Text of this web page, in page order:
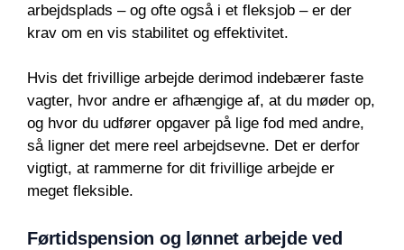
arbejdsplads – og ofte også i et fleksjob – er der
krav om en vis stabilitet og effektivitet.
Hvis det frivillige arbejde derimod indebærer faste
vagter, hvor andre er afhængige af, at du møder op,
og hvor du udfører opgaver på lige fod med andre,
så ligner det mere reel arbejdsevne. Det er derfor
vigtigt, at rammerne for dit frivillige arbejde er
meget fleksible.
Førtidspension og lønnet arbejde ved